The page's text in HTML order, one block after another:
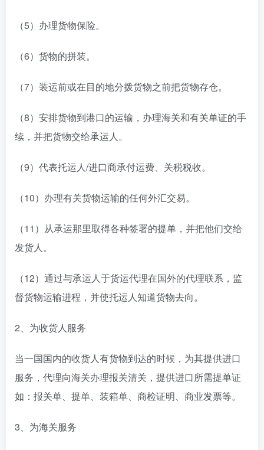
（5）办理货物保险。
（6）货物的拼装。
（7）装运前或在目的地分拨货物之前把货物存仓。
（8）安排货物到港口的运输，办理海关和有关单证的手
续，并把货物交给承运人。
（9）代表托运人/进口商承付运费、关税税收。
（10）办理有关货物运输的任何外汇交易。
（11）从承运那里取得各种签署的提单，并把他们交给
发货人。
（12）通过与承运人于货运代理在国外的代理联系，监
督货物运输进程，并使托运人知道货物去向。
2、为收货人服务
当一国国内的收货人有货物到达的时候，为其提供进口
服务，代理向海关办理报关清关，提供进口所需提单证
如：报关单、提单、装箱单、商检证明、商业发票等。
3、为海关服务